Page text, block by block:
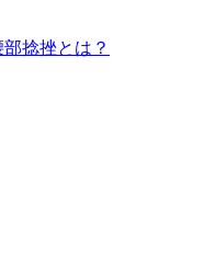
捻挫とは？